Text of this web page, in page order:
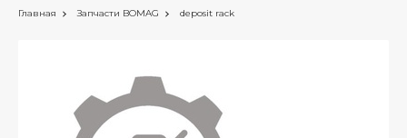
Главная Запчасти BOMAG deposit rack